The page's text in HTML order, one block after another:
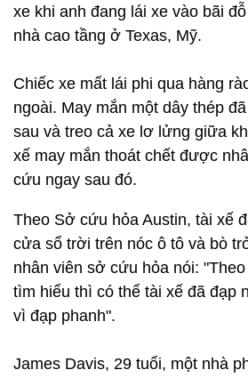
xe khi anh đang lái xe vào bãi
nhà cao tầng ở Texas, Mỹ.
Chiếc xe mất lái phi qua hàng
ngoài. May mắn một dây thép
sau và treo cả xe lơ lửng giữa
xế may mắn thoát chết được
cứu ngay sau đó.
Theo Sở cứu hỏa Austin, tài xế
cửa sổ trời trên nóc ô tô và bò
nhân viên sở cứu hỏa nói:
tìm hiểu thì có thể tài xế đã đạp
vì đạp phanh".
James Davis, 29 tuổi, một nhà